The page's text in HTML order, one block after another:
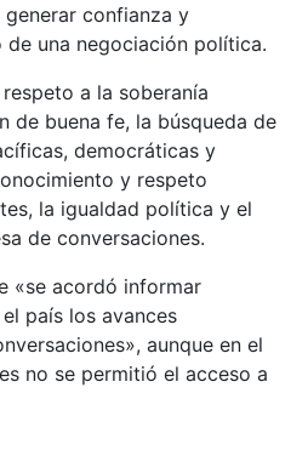
confianza y
una negociación política.
a la soberanía
de buena fe, la búsqueda de
democráticas y
y respeto
la igualdad política y el
de conversaciones.
«se acordó informar
país los avances
aunque en el
no se permitió el acceso a